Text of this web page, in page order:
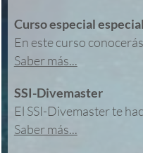
Curso especial
En este curso
Saber más...
SSI-Divemaster
El SSI-Divemaster te
Saber más...